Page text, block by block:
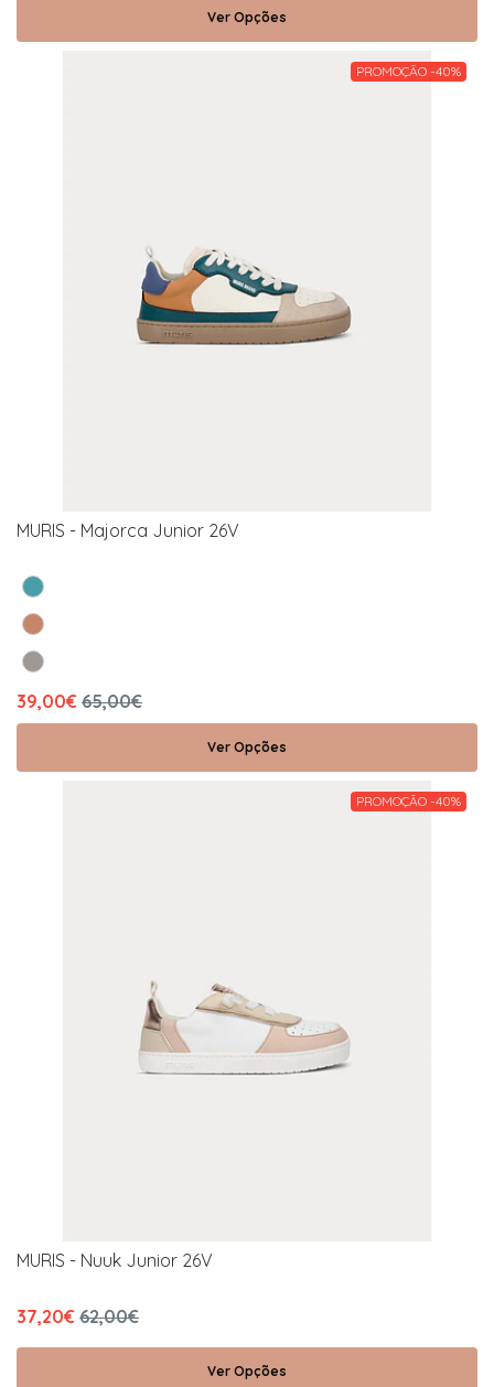
Ver Opções
PROMOÇÃO -40%
MURIS - Majorca Junior 26V
39,00€ 65,00€
Ver Opções
PROMOÇÃO -40%
MURIS - Nuuk Junior 26V
37,20€ 62,00€
Ver Opções